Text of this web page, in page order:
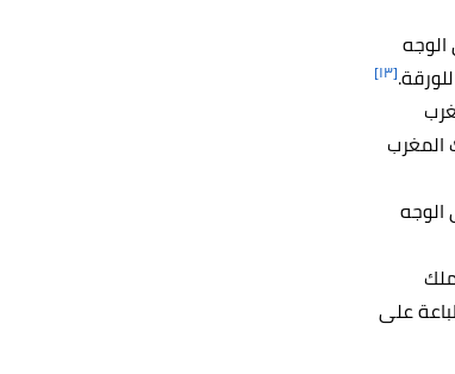
الوجه
[١٣]
المغرب
المغرب
الوجه
على